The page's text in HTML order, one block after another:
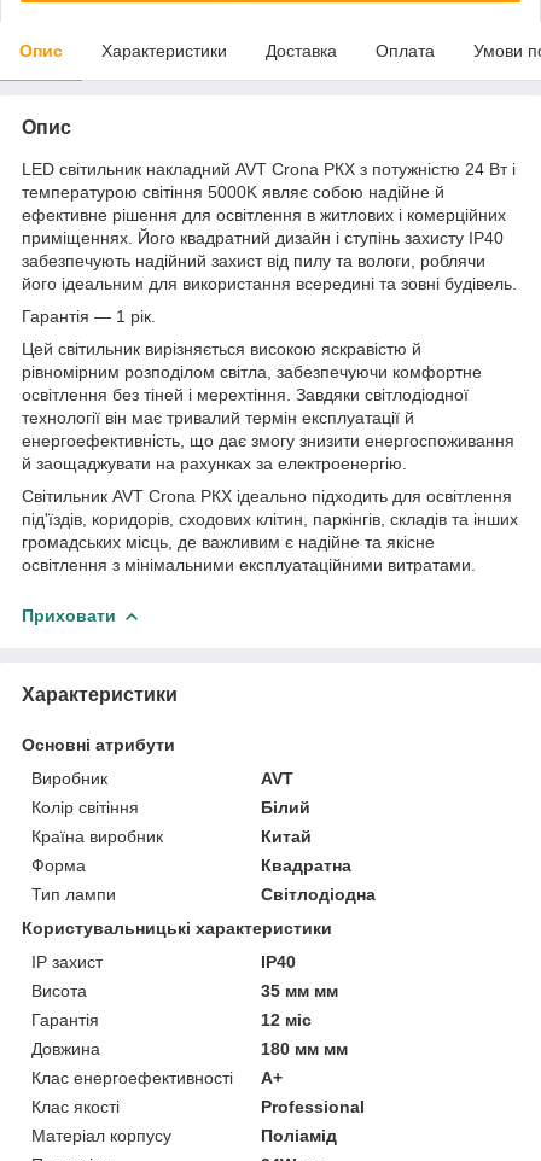
Опис Характеристики Доставка Оплата Умови
Опис
LED світильник накладний AVT Crona РКХ з потужністю 24 Вт і
температурою світіння 5000K являє собою надійне й
ефективне рішення для освітлення в житлових і комерційних
приміщеннях. Його квадратний дизайн і ступінь захисту IP40
забезпечують надійний захист від пилу та вологи, роблячи
його ідеальним для використання всередині та зовні будівель.
Гарантія — 1 рік.
Цей світильник вирізняється високою яскравістю й
рівномірним розподілом світла, забезпечуючи комфортне
освітлення без тіней і мерехтіння. Завдяки світлодіодної
технології він має тривалий термін експлуатації й
енергоефективність, що дає змогу знизити енергоспоживання
й заощаджувати на рахунках за електроенергію.
Світильник AVT Crona РКХ ідеально підходить для освітлення
під'їздів, коридорів, сходових клітин, паркінгів, складів та інших
громадських місць, де важливим є надійне та якісне
освітлення з мінімальними експлуатаційними витратами.
Приховати
Характеристики
Основні атрибути
Виробник
AVT
Колір світіння
Білий
Країна виробник
Китай
Форма
Квадратна
Тип лампи
Світлодіодна
Користувальницькі характеристики
IP захист
IP40
Висота
35 мм мм
Гарантія
12 міс
Довжина
180 мм мм
Клас енергоефективності
A+
Клас якості
Professional
Матеріал корпусу
Поліамід